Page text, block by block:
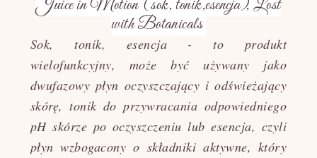
Juice in Motion (sok, tonik,esencja), Lost
with Botanicals
Sok, tonik, esencja - to produkt
wielofunkcyjny, może być używany jako
dwufazowy płyn oczyszczający i odświeżający
skórę, tonik do przywracania odpowiedniego
pH skórze po oczyszczeniu lub esencja, czyli
płyn wzbogacony o składniki aktywne, który